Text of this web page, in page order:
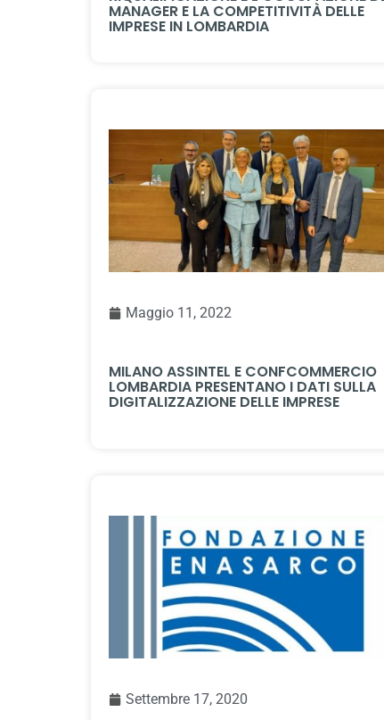
MANAGER E LA COMPETITIVITÀ DELLE
IMPRESE IN LOMBARDIA
Maggio 11, 2022
MILANO ASSINTEL E CONFCOMMERCIO
LOMBARDIA PRESENTANO I DATI SULLA
DIGITALIZZAZIONE DELLE IMPRESE
Settembre 17, 2020